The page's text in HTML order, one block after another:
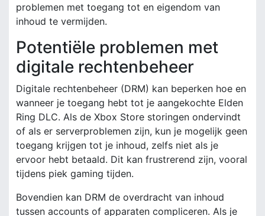
problemen met toegang tot en eigendom van
inhoud te vermijden.
Potentiële problemen met
digitale rechtenbeheer
Digitale rechtenbeheer (DRM) kan beperken hoe en
wanneer je toegang hebt tot je aangekochte Elden
Ring DLC. Als de Xbox Store storingen ondervindt
of als er serverproblemen zijn, kun je mogelijk geen
toegang krijgen tot je inhoud, zelfs niet als je
ervoor hebt betaald. Dit kan frustrerend zijn, vooral
tijdens piek gaming tijden.
Bovendien kan DRM de overdracht van inhoud
tussen accounts of apparaten compliceren. Als je